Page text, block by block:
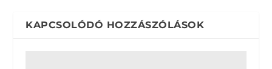
KAPCSOLÓDÓ HOZZÁSZÓLÁSOK